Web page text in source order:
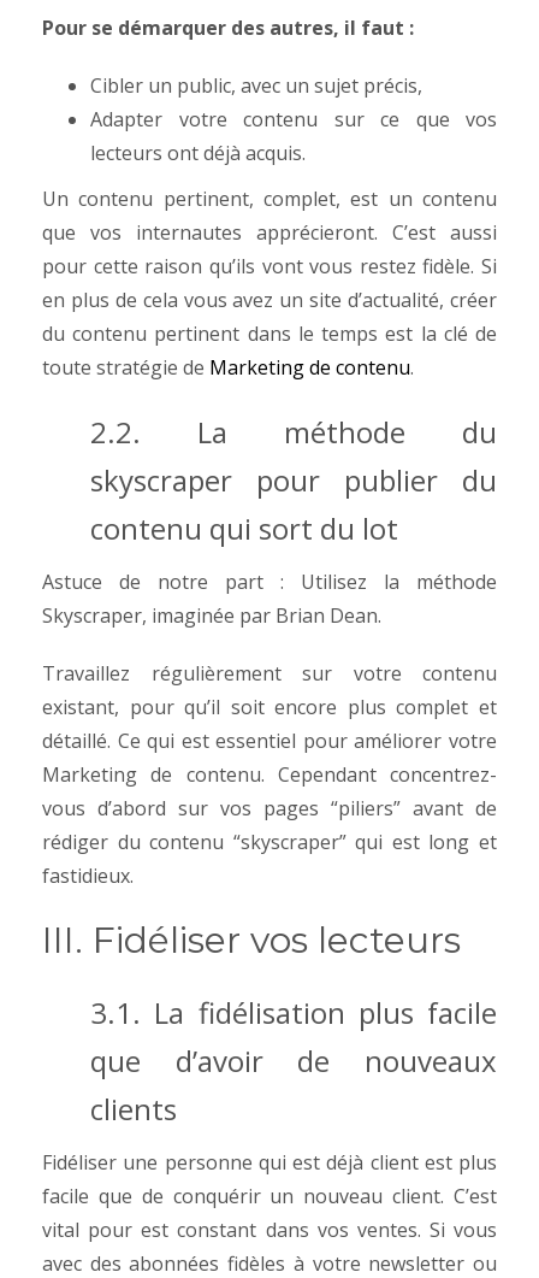
Pour se démarquer des autres, il faut :
Cibler un public, avec un sujet précis,
Adapter votre contenu sur ce que vos
lecteurs ont déjà acquis.
Un contenu pertinent, complet, est un contenu
que vos internautes apprécieront. C’est aussi
pour cette raison qu’ils vont vous restez fidèle. Si
en plus de cela vous avez un site d’actualité, créer
du contenu pertinent dans le temps est la clé de
toute stratégie de Marketing de contenu.
2.2. La méthode du
skyscraper pour publier du
contenu qui sort du lot
Astuce de notre part : Utilisez la méthode
Skyscraper, imaginée par Brian Dean.
Travaillez régulièrement sur votre contenu
existant, pour qu’il soit encore plus complet et
détaillé. Ce qui est essentiel pour améliorer votre
Marketing de contenu. Cependant concentrez-
vous d’abord sur vos pages “piliers” avant de
rédiger du contenu “skyscraper” qui est long et
fastidieux.
III. Fidéliser vos lecteurs
3.1. La fidélisation plus facile
que d’avoir de nouveaux
clients
Fidéliser une personne qui est déjà client est plus
facile que de conquérir un nouveau client. C’est
vital pour est constant dans vos ventes. Si vous
avec des abonnées fidèles à votre newsletter ou